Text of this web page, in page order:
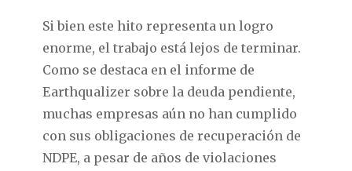
Si bien este hito representa un logro
enorme, el trabajo está lejos de terminar.
Como se destaca en el informe de
Earthqualizer sobre la deuda pendiente,
muchas empresas aún no han cumplido
con sus obligaciones de recuperación de
NDPE, a pesar de años de violaciones